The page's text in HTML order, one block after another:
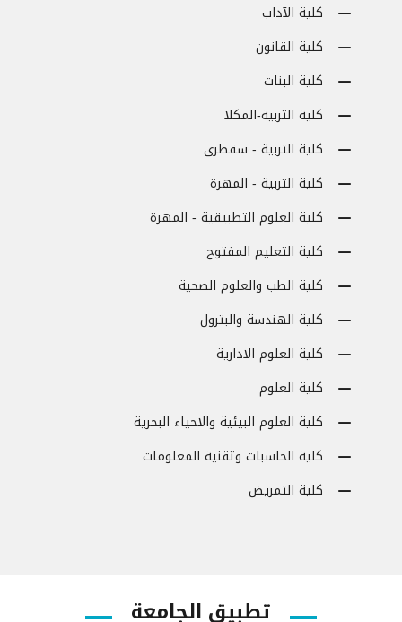
كلية الآداب
كلية القانون
كلية البنات
كلية التربية-المكلا
كلية التربية - سقطرى
كلية التربية - المهرة
كلية العلوم التطبيقية - المهرة
كلية التعليم المفتوح
كلية الطب والعلوم الصحية
كلية الهندسة والبترول
كلية العلوم الادارية
كلية العلوم
كلية العلوم البيئية والاحياء البحرية
كلية الحاسبات وتقنية المعلومات
كلية التمريض
تطبيق الجامعة